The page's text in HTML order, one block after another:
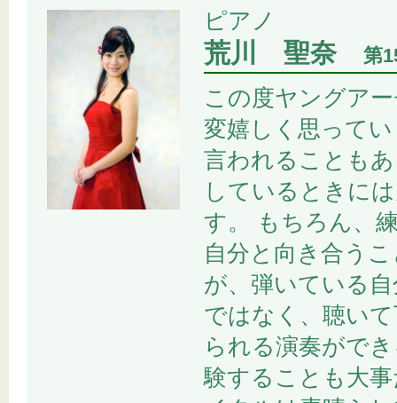
ピアノ
荒川 聖奈 第
この度ヤングア
変嬉しく思って
言われることも
しているときに
す。 もちろん、
自分と向き合う
が、弾いている
ではなく、聴い
られる演奏がで
験することも大